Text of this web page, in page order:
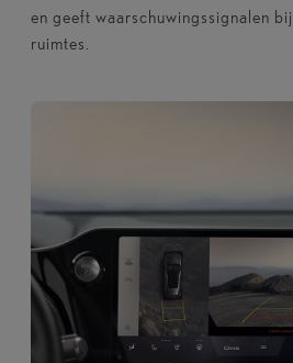
en geeft waarschuwingssignalen
ruimtes.